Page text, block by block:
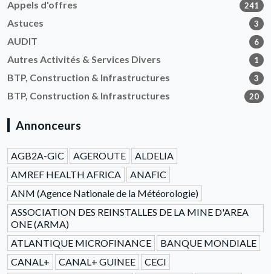
Appels d'offres 241
Astuces 3
AUDIT 6
Autres Activités & Services Divers 1
BTP, Construction & Infrastructures 3
BTP, Construction & Infrastructures 20
Annonceurs
AGB2A-GIC AGEROUTE
ALDELIA
AMREF HEALTH AFRICA
ANAFIC
ANM (Agence Nationale de la Météorologie)
ASSOCIATION DES REINSTALLES DE LA MINE D'AREA
ONE (ARMA)
ATLANTIQUE MICROFINANCE
BANQUE MONDIALE
CANAL+
CANAL+ GUINEE
CECI